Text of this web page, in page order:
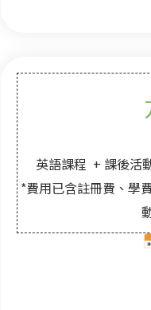
英語課程 + 課後活
*費用已含註冊費、學